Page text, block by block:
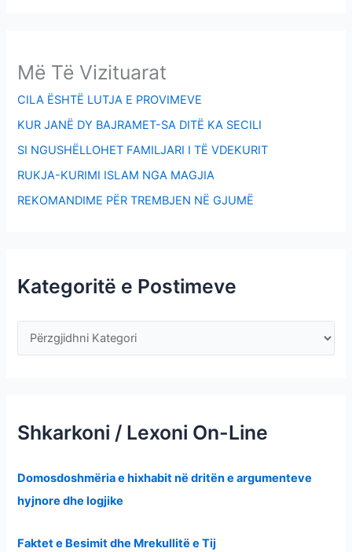
Më Të Vizituarat
CILA ËSHTË LUTJA E PROVIMEVE
KUR JANË DY BAJRAMET-SA DITË KA SECILI
SI NGUSHËLLOHET FAMILJARI I TË VDEKURIT
RUKJA-KURIMI ISLAM NGA MAGJIA
REKOMANDIME PËR TREMBJEN NË GJUMË
Kategoritë e Postimeve
Shkarkoni / Lexoni On-Line
Domosdoshmëria e hixhabit në dritën e argumenteve
hyjnore dhe logjike
Faktet e Besimit dhe Mrekullitë e Tij